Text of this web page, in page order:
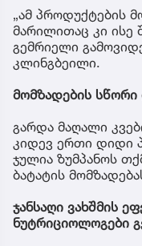
„ამ პროდუქტების
მარილითაც კი ისე
გემრიელი
კლინგბეილი.
მომზადების სწორი
გარდა მაღალი
კიდევ ერთი დიდი
ჯულია ზუმპანოს
ბატატის
ჯანსაღი ვახშმის
ნუტრიციოლოგები